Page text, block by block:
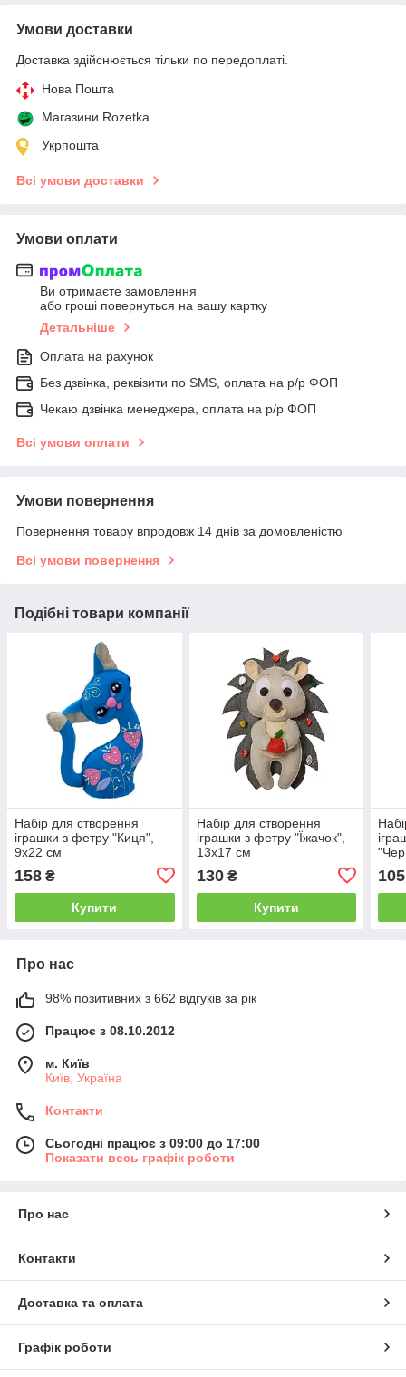
Умови доставки
Доставка здійснюється тільки по передоплаті.
Нова Пошта
Магазини Rozetka
Укрпошта
Всі умови доставки
Умови оплати
Ви отримаєте замовлення
або гроші повернуться на вашу картку
Детальніше
Оплата на рахунок
Без дзвінка, реквізити по SMS, оплата на р/р ФОП
Чекаю дзвінка менеджера, оплата на р/р ФОП
Всі умови оплати
Умови повернення
Повернення товару впродовж 14 днів за домовленістю
Всі умови повернення
Подібні товари компанії
Набір для створення
іграшки з фетру "Киця",
9х22 см
158 ₴
Купити
Набір для створення
іграшки з фетру "Їжачок",
13х17 см
130₴
Купити
105
Про нас
98% позитивних з 662 відгуків за рік
Працює з 08.10.2012
м. Київ
Київ, Україна
Контакти
Сьогодні працює з 09:00 до 17:00
Показати весь графік роботи
Про нас
Контакти
Доставка та оплата
Графік роботи